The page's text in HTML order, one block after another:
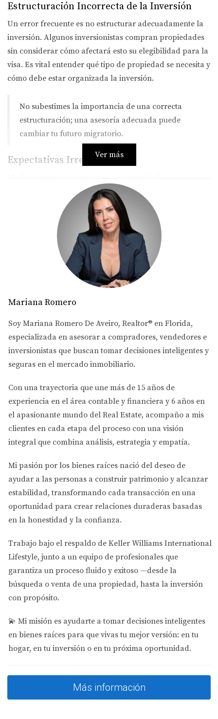
Estructuración Incorrecta de la Inversión
Un error frecuente es no estructurar adecuadamente la
inversión. Algunos inversionistas compran propiedades
sin considerar cómo afectará esto su elegibilidad para la
visa. Es vital entender qué tipo de propiedad se necesita y
cómo debe estar organizada la inversión.
No subestimes la importancia de una correcta
estructuración; una asesoría adecuada puede
cambiar tu futuro migratorio.
Expectativas Irrealistas
automáticamente les otorgará la visa. La realidad es más
compleja. La inversión debe ser significativa y demostrar
que generará empleo o actividad económica. Sin
embargo, algunos esperan que el proceso sea rápido y
sencillo, lo cual rara vez es el caso.
Infórmate sobre los requisitos reales antes de
invertir. No te arriesgues a perder tiempo y dinero.
Otro error común es no contar con un abogado
especializado en inmigración. Las leyes cambian
frecuentemente, y un experto puede guiarte a través del
trampas legales que podrían retrasar o incluso anular tu
solicitud.
La inversión es solo una parte del proceso; tener
un buen abogado puede hacer toda la diferencia.
Casos Prácticos
Caso 1: Inversor Sin Asesoría
Juan, un colombiano que decidió comprar un
apartamento en Miami, lo hizo sin consultar a un
no tenía idea de los requisitos adicionales. Al final,
perdió su dinero y su sueño migratorio.
Caso 2: Expectativas Exageradas
María invirtió en un desarrollo inmobiliario, esperando
rápidamente obtener su visa. No consideró el tiempo que
tomaría procesar su solicitud. Cuando finalmente
entendió el proceso, ya había gastado mucho más de lo
planeado y aún no tenía respuesta.
Caso 3: Estructuración Inadecuada
Ver más
Mariana Romero
Soy Mariana Romero De Aveiro, Realtor® en Florida,
especializada en asesorar a compradores, vendedores e
inversionistas que buscan tomar decisiones inteligentes y
seguras en el mercado inmobiliario.
Con una trayectoria que une más de 15 años de
experiencia en el área contable y financiera y 6 años en
el apasionante mundo del Real Estate, acompaño a mis
clientes en cada etapa del proceso con una visión
integral que combina análisis, estrategia y empatía.
Mi pasión por los bienes raíces nació del deseo de
ayudar a las personas a construir patrimonio y alcanzar
estabilidad, transformando cada transacción en una
oportunidad para crear relaciones duraderas basadas
en la honestidad y la confianza.
Trabajo bajo el respaldo de Keller Williams International
Lifestyle, junto a un equipo de profesionales que
garantiza un proceso fluido y exitoso —desde la
búsqueda o venta de una propiedad, hasta la inversión
con propósito.
💫 Mi misión es ayudarte a tomar decisiones inteligentes
en bienes raíces para que vivas tu mejor versión: en tu
hogar, en tu inversión o en tu próxima oportunidad.
Más información